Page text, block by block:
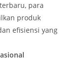
para
produk
efisiensi yang